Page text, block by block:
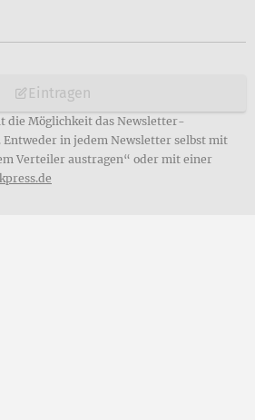
Eintragen
die Möglichkeit das Newsletter-
Entweder in jedem Newsletter selbst mit
Verteiler austragen“ oder mit einer